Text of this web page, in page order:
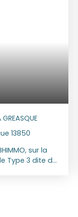
13850
sur la
Type 3 dite de